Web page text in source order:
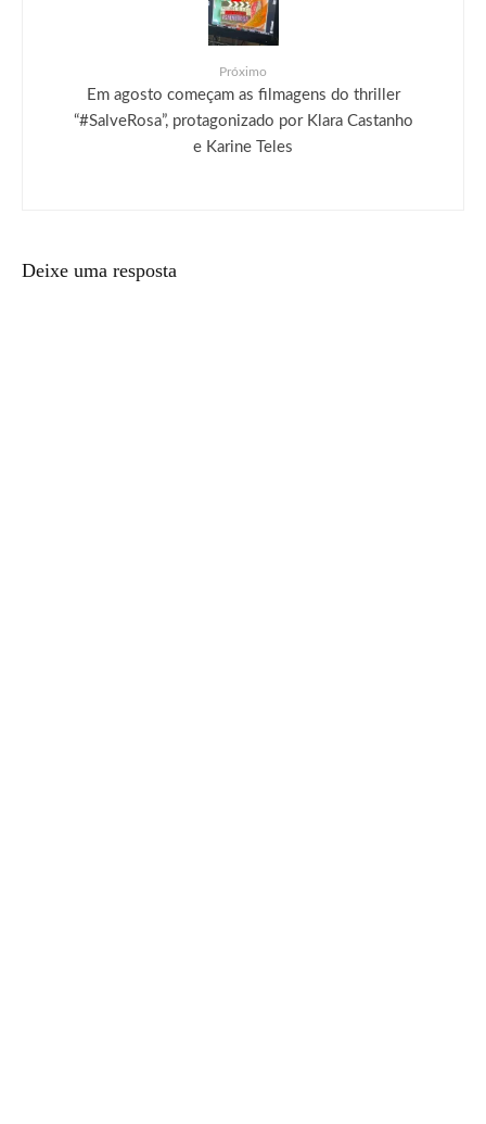
Próximo
Em agosto começam as filmagens do thriller
“#SalveRosa”, protagonizado por Klara Castanho
e Karine Teles
Deixe uma resposta